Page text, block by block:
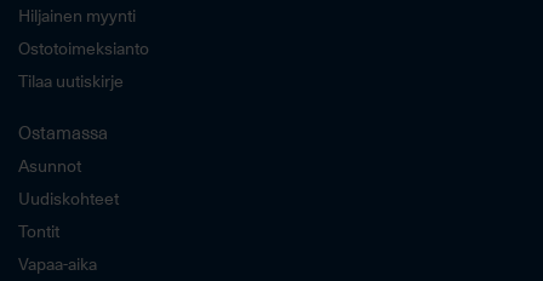
Hiljainen myynti
Ostotoimeksianto
Tilaa uutiskirje
Ostamassa
Asunnot
Uudiskohteet
Tontit
Vapaa-aika